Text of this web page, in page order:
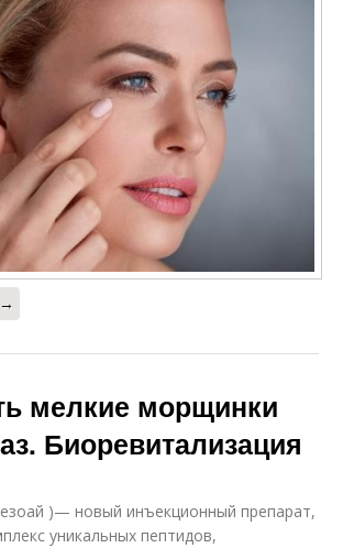
мелкие морщинки
Биоревитализация
)— новый инъекционный препарат,
уникальных пептидов,